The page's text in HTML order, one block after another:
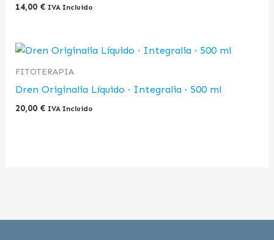
14,00 € IVA Incluido
FITOTERAPIA
Dren Originalia Líquido · Integralia · 500 ml
20,00 € IVA Incluido